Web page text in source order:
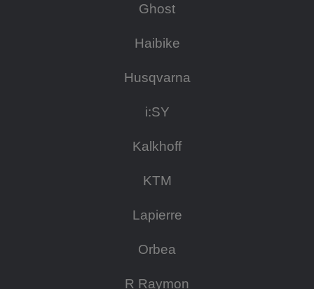
Ghost
Haibike
Husqvarna
i:SY
Kalkhoff
KTM
Lapierre
Orbea
R Raymon